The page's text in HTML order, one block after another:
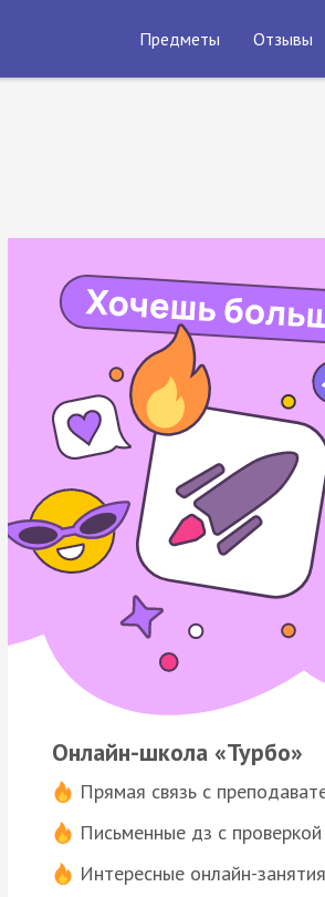
Предметы Отзывы
Онлайн-школа «Турбо»
Прямая связь с
Письменные дз с проверкой
Интересные онлайн-занятия